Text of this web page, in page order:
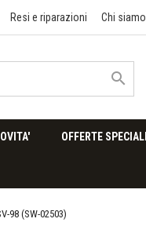
Resi e riparazioni Chi siamo

OFFERTE SPECIALI
98 (SW-02503)